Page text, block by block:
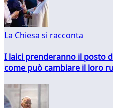
La Chiesa si racconta
I laici prenderanno il posto
come può cambiare il loro